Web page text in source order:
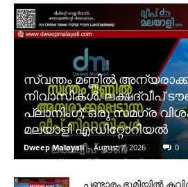
സ്വന്തം മണ്ണിൽ
നിവാസികൾ. ലക്ഷദ്വീപ്
പ്ലാനിംഗ്; ഒരു സമഗ്ര
മലയാളി എഡിറ്റോറിയൽ
Dweep Malayali - August 7, 2026 0
പണ്ടാരം ഭൂമിയിൽ